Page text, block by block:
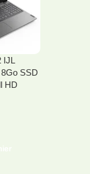
IJL
SSD
HD